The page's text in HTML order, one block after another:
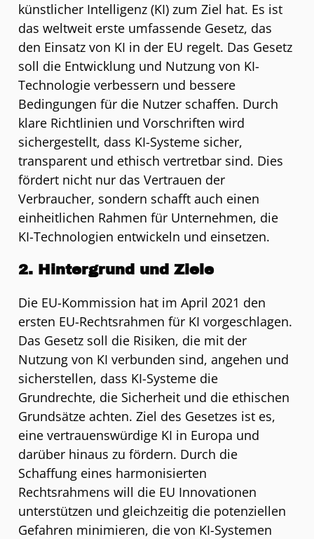
künstlicher Intelligenz (KI) zum Ziel hat. Es ist
das weltweit erste umfassende Gesetz, das
den Einsatz von KI in der EU regelt. Das Gesetz
soll die Entwicklung und Nutzung von KI-
Technologie verbessern und bessere
Bedingungen für die Nutzer schaffen. Durch
klare Richtlinien und Vorschriften wird
sichergestellt, dass KI-Systeme sicher,
transparent und ethisch vertretbar sind. Dies
fördert nicht nur das Vertrauen der
Verbraucher, sondern schafft auch einen
einheitlichen Rahmen für Unternehmen, die
KI-Technologien entwickeln und einsetzen.
2. Hintergrund und Ziele
Die EU-Kommission hat im April 2021 den
ersten EU-Rechtsrahmen für KI vorgeschlagen.
Das Gesetz soll die Risiken, die mit der
Nutzung von KI verbunden sind, angehen und
sicherstellen, dass KI-Systeme die
Grundrechte, die Sicherheit und die ethischen
Grundsätze achten. Ziel des Gesetzes ist es,
eine vertrauenswürdige KI in Europa und
darüber hinaus zu fördern. Durch die
Schaffung eines harmonisierten
Rechtsrahmens will die EU Innovationen
unterstützen und gleichzeitig die potenziellen
Gefahren minimieren, die von KI-Systemen